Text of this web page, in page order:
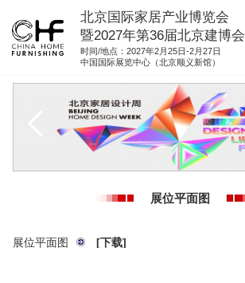
北京国际家居产业博览会
暨2027年第36届北京建博会
时间/地点：2027年2月25日-2月27日
中国国际展览中心（北京顺义新馆）
资料下载
展位平面图
展位平面图 [下载]